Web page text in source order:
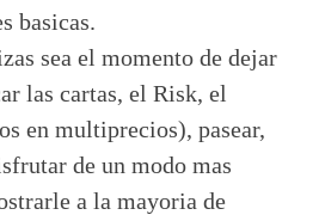
basicas.
sea el momento de dejar
las cartas, el Risk, el
en multiprecios), pasear,
de un modo mas
a la mayoria de